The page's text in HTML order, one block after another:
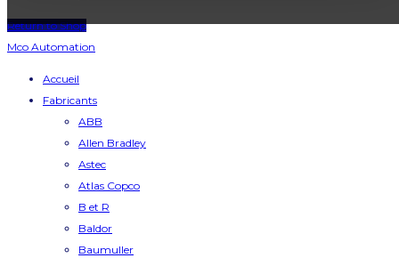
Return to Shop
Mco Automation
Accueil
Fabricants
ABB
Allen Bradley
Astec
Atlas Copco
B et R
Baldor
Baumuller